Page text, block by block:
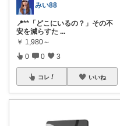
みい88
📍**「どこにいるの？」その不
安を減らすた ...
￥ 1,980～
0 0 3
コレ いいね